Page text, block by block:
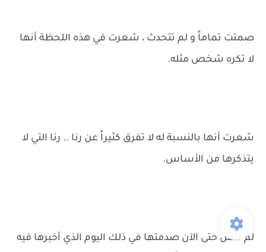
صمتت تماماً و لم تتحدث ، شعرت في هذه اللحظة أنها
لا تكره شخص مثله.
شعرت أنها بالنسبة له لا تفرق كثيراً عن رنا .. رنا التي لا
يتذكرها من الأساس.
لم تنس حتى الآن صدمتها في ذلك اليوم الذي أخبرها فيه